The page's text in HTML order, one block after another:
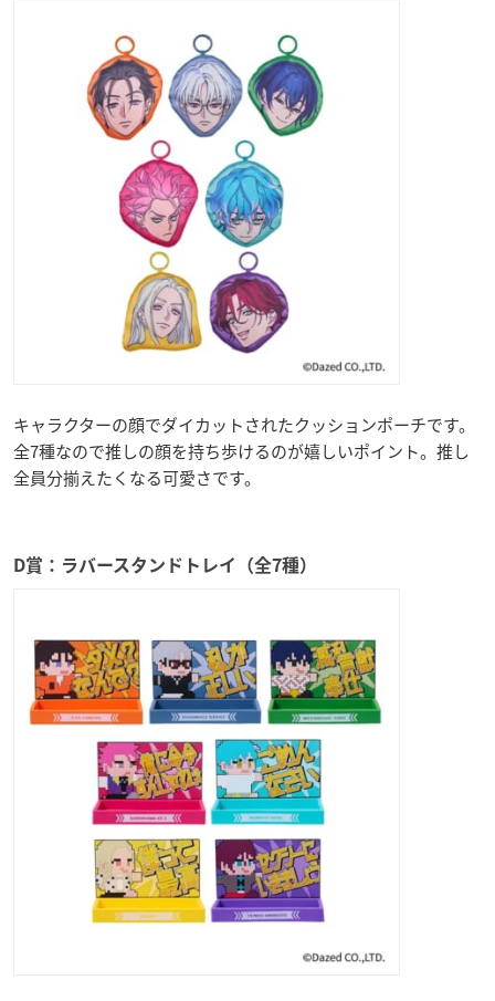
キャラクターの顔でダイカットされたクッションポーチです。
全7種なので推しの顔を持ち歩けるのが嬉しいポイント。推し
全員分揃えたくなる可愛さです。
D賞：ラバースタンドトレイ（全7種）